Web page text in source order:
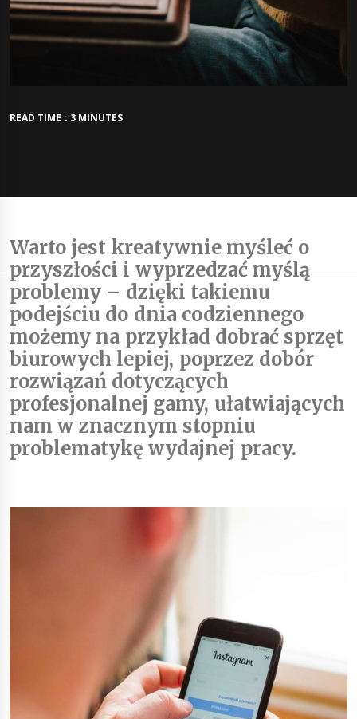
READ TIME : 3 MINUTES
Warto jest kreatywnie myśleć o
przyszłości i wyprzedzać myślą
problemy – dzięki takiemu
podejściu do dnia codziennego
możemy na przykład dobrać sprzęt
biurowych lepiej, poprzez dobór
rozwiązań dotyczących
profesjonalnej gamy, ułatwiających
nam w znacznym stopniu
problematykę wydajnej pracy.